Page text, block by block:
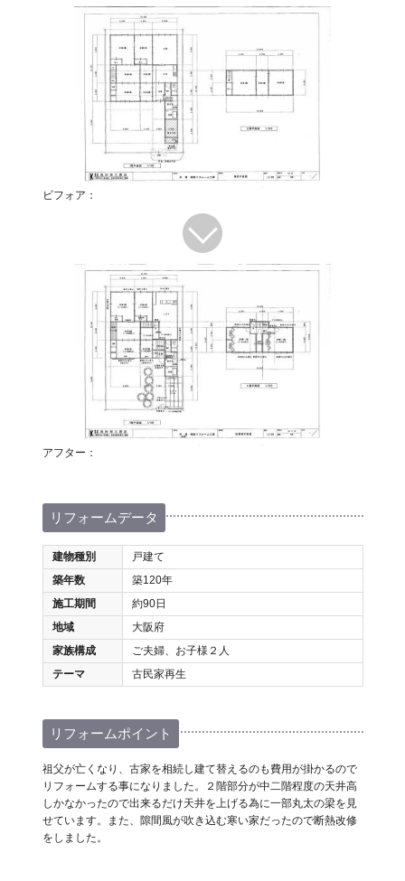
ビフォア：
アフター：
リフォームデータ
建物種別
戸建て
築年数
築120年
施工期間
約90日
地域
大阪府
家族構成
ご夫婦、お子様２人
テーマ
古民家再生
リフォームポイント
祖父が亡くなり、古家を相続し建て替えるのも費用が掛かるので
リフォームする事になりました。２階部分が中二階程度の天井高
しかなかったので出来るだけ天井を上げる為に一部丸太の梁を見
せています。また、隙間風が吹き込む寒い家だったので断熱改修
をしました。